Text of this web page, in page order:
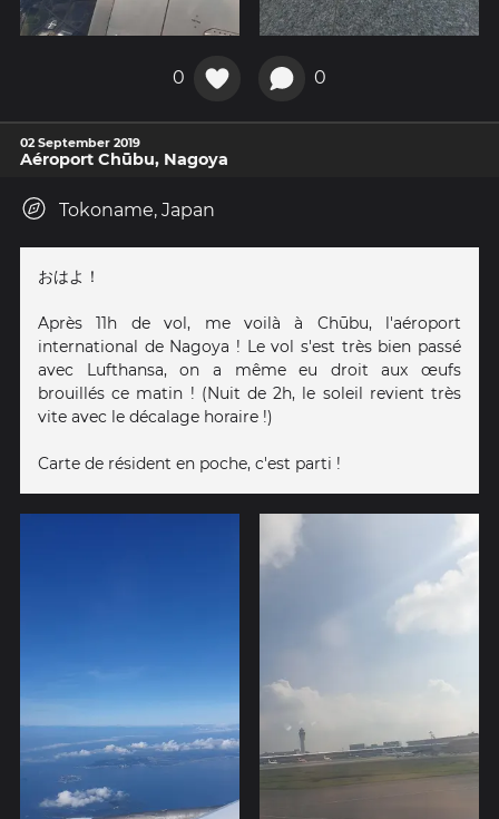
0 0
02 September 2019
Aéroport Chūbu, Nagoya
Tokoname, Japan
おはよ！
Après 11h de vol, me voilà à Chūbu, l'aéroport
international de Nagoya ! Le vol s'est très bien passé
avec Lufthansa, on a même eu droit aux œufs
brouillés ce matin ! (Nuit de 2h, le soleil revient très
vite avec le décalage horaire !)
Carte de résident en poche, c'est parti !